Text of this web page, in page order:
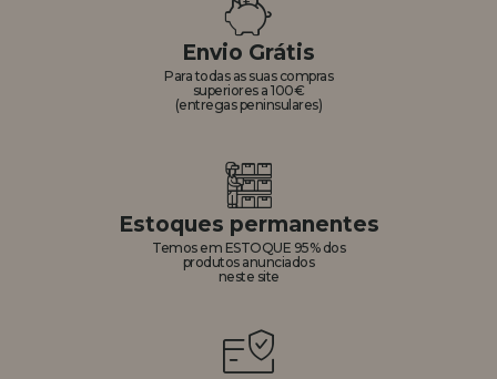
Envio Grátis
Para todas as suas compras
superiores a 100€
(entregas peninsulares)
Estoques permanentes
Temos em ESTOQUE 95% dos
produtos anunciados
neste site